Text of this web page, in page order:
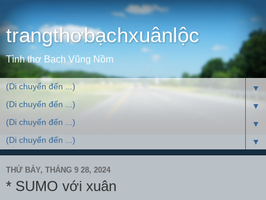
trangthơbạchxuânlộc
Tình thơ Bạch Vũng Nồm
▼
▼
▼
▼
THỨ BẢY, THÁNG 9 28, 2024
* SUMO với xuân